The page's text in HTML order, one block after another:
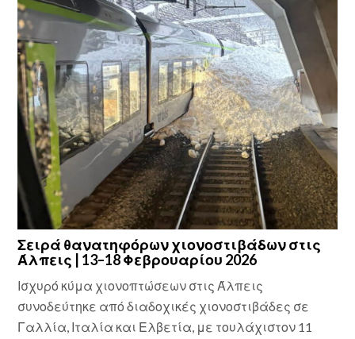
Σειρά θανατηφόρων χιονοστιβάδων στις
Άλπεις | 13–18 Φεβρουαρίου 2026
Ισχυρό κύμα χιονοπτώσεων στις Άλπεις
συνοδεύτηκε από διαδοχικές χιονοστιβάδες σε
Γαλλία, Ιταλία και Ελβετία, με τουλάχιστον 11